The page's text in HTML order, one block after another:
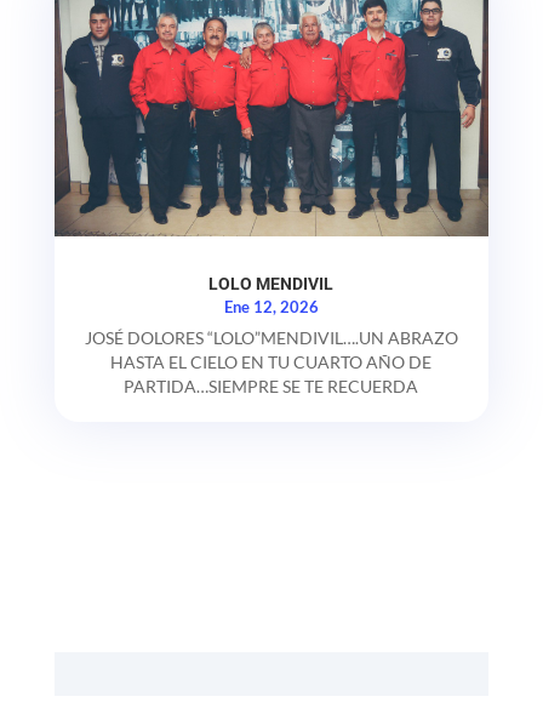
LOLO MENDIVIL
Ene 12, 2026
JOSÉ DOLORES “LOLO”MENDIVIL….UN ABRAZO
HASTA EL CIELO EN TU CUARTO AÑO DE
PARTIDA…SIEMPRE SE TE RECUERDA